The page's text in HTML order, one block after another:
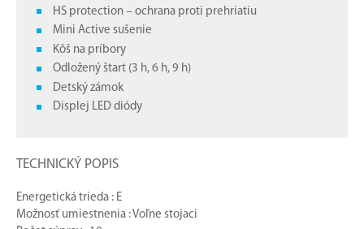
HS protection – ochrana proti prehriatiu
Mini Active sušenie
Kôš na príbory
Odložený štart (3 h, 6 h, 9 h)
Detský zámok
Displej LED diódy
TECHNICKÝ POPIS
Energetická trieda : E
Možnosť umiestnenia : Voľne stojaci